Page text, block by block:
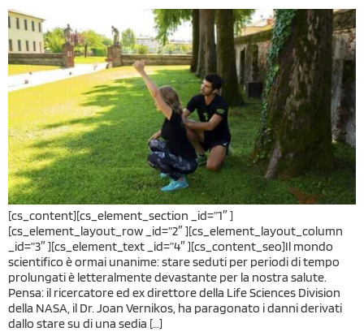
[cs_content][cs_element_section _id=”1″ ]
[cs_element_layout_row _id=”2″ ][cs_element_layout_column
_id=”3″ ][cs_element_text _id=”4″ ][cs_content_seo]Il mondo
scientifico è ormai unanime: stare seduti per periodi di tempo
prolungati è letteralmente devastante per la nostra salute.
Pensa: il ricercatore ed ex direttore della Life Sciences Division
della NASA, il Dr. Joan Vernikos, ha paragonato i danni derivati
dallo stare su di una sedia […]